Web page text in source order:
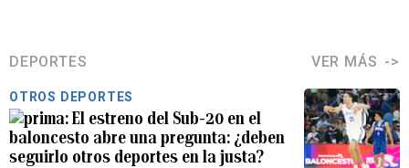
DEPORTES VER MÁS
OTROS DEPORTES
El estreno del Sub-20 en el
baloncesto abre una pregunta: ¿deben
seguirlo otros deportes en la justa?